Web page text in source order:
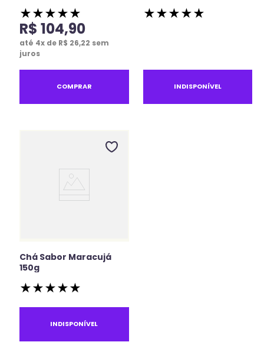
★★★★★
R$ 104,90
até 4x de R$ 26,22 sem
juros
COMPRAR
★★★★★
INDISPONÍVEL
Chá Sabor Maracujá
150g
★★★★★
INDISPONÍVEL